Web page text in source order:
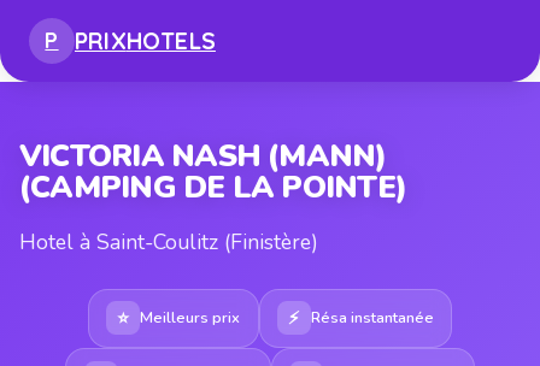
P PRIXHOTELS
VICTORIA NASH (MANN)
(CAMPING DE LA POINTE)
Hotel à Saint-Coulitz (Finistère)
⭐ Meilleurs prix ⚡ Résa instantanée